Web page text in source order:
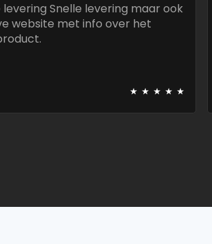
Snelle levering maar ook
website met info over het
⭑ ⭑ ⭑ ⭑ ⭑